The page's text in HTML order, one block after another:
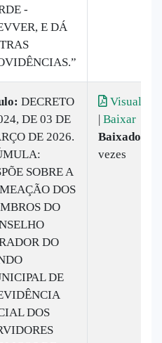
-
E DÁ
DECRETO
DE 03 DE
DE 2026.
SOBRE A
DOS
DO
DO
DE
DOS
Visualizar
| Baixar
Baixado:
vezes